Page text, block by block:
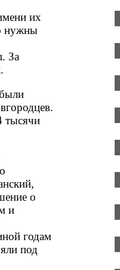
их
нужны
За
тысячи
о
и
годам
под